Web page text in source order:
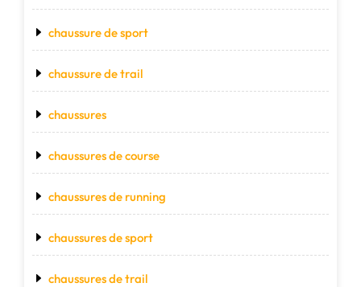
chaussure de sport
chaussure de trail
chaussures
chaussures de course
chaussures de running
chaussures de sport
chaussures de trail